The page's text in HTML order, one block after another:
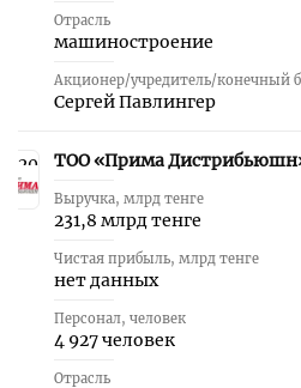
Отрасль
машиностроение
Акционер/учредитель/конечный
Сергей Павлингер
20 ТОО «Прима
Выручка, млрд тенге
231,8 млрд тенге
Чистая прибыль, млрд тенге
нет данных
Персонал, человек
4 927 человек
Отрасль